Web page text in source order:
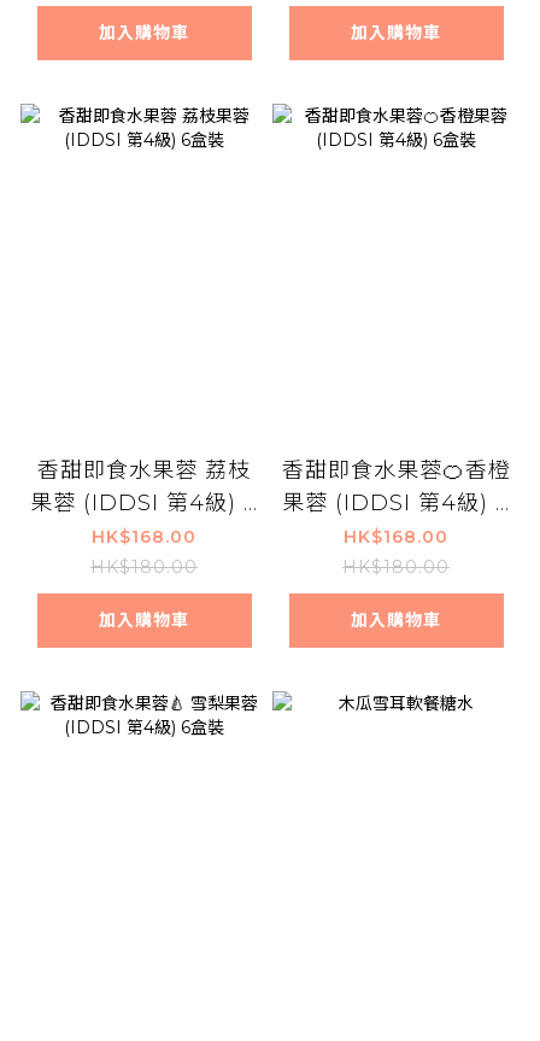
加入購物車 加入購物車
香甜即食水果蓉 荔枝
果蓉 (IDDSI 第4級) 6
盒裝
HK$168.00
HK$180.00
加入購物車
香甜即食水果蓉🍊香橙
果蓉 (IDDSI 第4級) 6
盒裝
HK$168.00
HK$180.00
加入購物車